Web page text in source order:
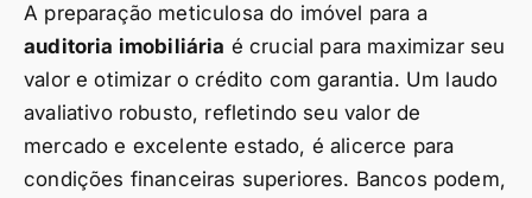
A preparação meticulosa do imóvel para a
auditoria imobiliária é crucial para maximizar seu
valor e otimizar o crédito com garantia. Um laudo
avaliativo robusto, refletindo seu valor de
mercado e excelente estado, é alicerce para
condições financeiras superiores. Bancos podem,